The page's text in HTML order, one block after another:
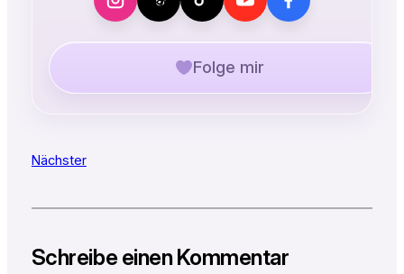
Folge mir
Nächster
Schreibe einen Kommentar